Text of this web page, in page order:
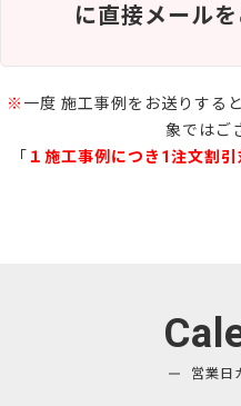
に直接メールを
※ 一度 施工事例をお送りする
象ではご
「 １施工事例につき1注文割引
営業日